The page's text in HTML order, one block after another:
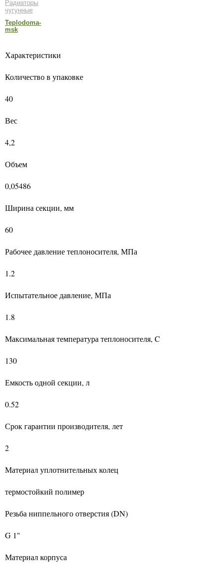
Радиаторы
чугунные
Teplodoma-
msk
Характеристики
Количество в упаковке
40
Вес
4,2
Объем
0,05486
Ширина секции, мм
60
Рабочее давление теплоносителя, МПа
1.2
Испытательное давление, МПа
1.8
Максимальная температура теплоносителя, C
130
Емкость одной секции, л
0.52
Срок гарантии производителя, лет
2
Материал уплотнительных колец
термостойкий полимер
Резьба ниппельного отверстия (DN)
G 1"
Материал корпуса